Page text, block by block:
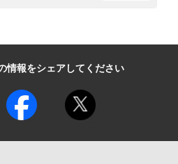
情報をシェアしてください